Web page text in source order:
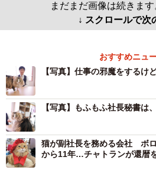
まだまだ画像は続きます
↓ スクロールで次
おすすめニュ
【写真】仕事の邪魔をするけ
【写真】もふもふ社長秘書は
猫が副社長を務める会社 ボ
から11年…チャトランが還暦